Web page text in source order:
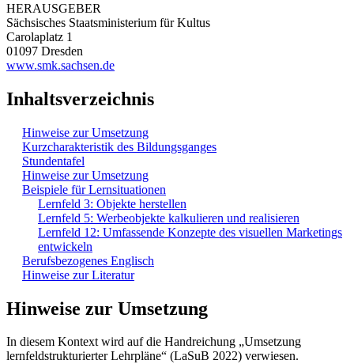
HERAUSGEBER
Sächsisches Staatsministerium für Kultus
Carolaplatz 1
01097 Dresden
www.smk.sachsen.de
Inhaltsverzeichnis
Hinweise zur Umsetzung
Kurzcharakteristik des Bildungsganges
Stundentafel
Hinweise zur Umsetzung
Beispiele für Lernsituationen
Lernfeld 3: Objekte herstellen
Lernfeld 5: Werbeobjekte kalkulieren und realisieren
Lernfeld 12: Umfassende Konzepte des visuellen Marketings
entwickeln
Berufsbezogenes Englisch
Hinweise zur Literatur
Hinweise zur Umsetzung
In diesem Kontext wird auf die Handreichung „Umsetzung
lernfeldstrukturierter Lehr­pläne“ (LaSuB 2022) verwiesen.